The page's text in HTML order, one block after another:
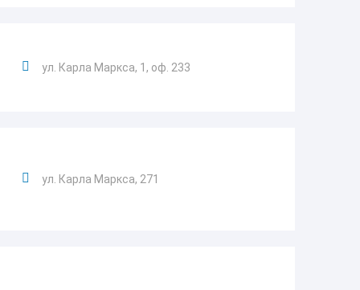
ул. Карла Маркса, 1, оф. 233
ул. Карла Маркса, 271